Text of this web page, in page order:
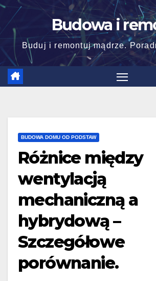
Skip
content
Budowa i
Buduj i remontuj mądrze.
BUDOWA DOMU OD PODSTAW
Różnice między
wentylacją
mechaniczną a
hybrydową –
Szczegółowe
porównanie.